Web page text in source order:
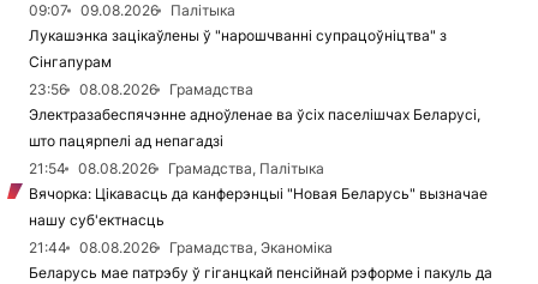
09:07
09.08.2026
Палітыка
Лукашэнка зацікаўлены ў "нарошчванні супрацоўніцтва" з
Сінгапурам
23:56
08.08.2026
Грамадства
Электразабеспячэнне адноўленае ва ўсіх паселішчах Беларусі,
што пацярпелі ад непагадзі
21:54
08.08.2026
Грамадства, Палітыка
Вячорка: Цікавасць да канферэнцыі "Новая Беларусь" вызначае
нашу суб'ектнасць
21:44
08.08.2026
Грамадства, Эканоміка
Беларусь мае патрэбу ў гіганцкай пенсійнай рэформе і пакуль да